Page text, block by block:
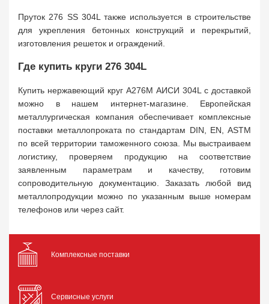
Пруток 276 SS 304L также используется в строительстве
для укрепления бетонных конструкций и перекрытий,
изготовления решеток и ограждений.
Где купить круги 276 304L
Купить нержавеющий круг A276M АИСИ 304L с доставкой
можно в нашем интернет-магазине. Европейская
металлургическая компания обеспечивает комплексные
поставки металлопроката по стандартам DIN, EN, ASTM
по всей территории таможенного союза. Мы выстраиваем
логистику, проверяем продукцию на соответствие
заявленным параметрам и качеству, готовим
сопроводительную документацию. Заказать любой вид
металлопродукции можно по указанным выше номерам
телефонов или через сайт.
Комплексные поставки
Сервисные услуги